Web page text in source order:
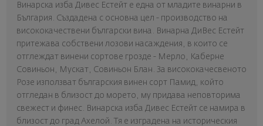
Винарска изба Дивес Естейт е една от младите винарни в
България. Създадена с основна цел - производство на
висококачествени български вина. Винарна ДиВес Естейт
притежава собствени лозови насаждения, в които се
отглеждат винени сортове грозде - Мерло, Каберне
Совиньон, Мускат, Совиньон Блан. За висококачесвеното
Розе използват българския винен сорт Памид, който
отгледан в близост до морето, му придава неповторима
свежест и финес. Винарска изба Дивес Естейт се намира в
близост до град Ахелой. Тя е изградена на историческия